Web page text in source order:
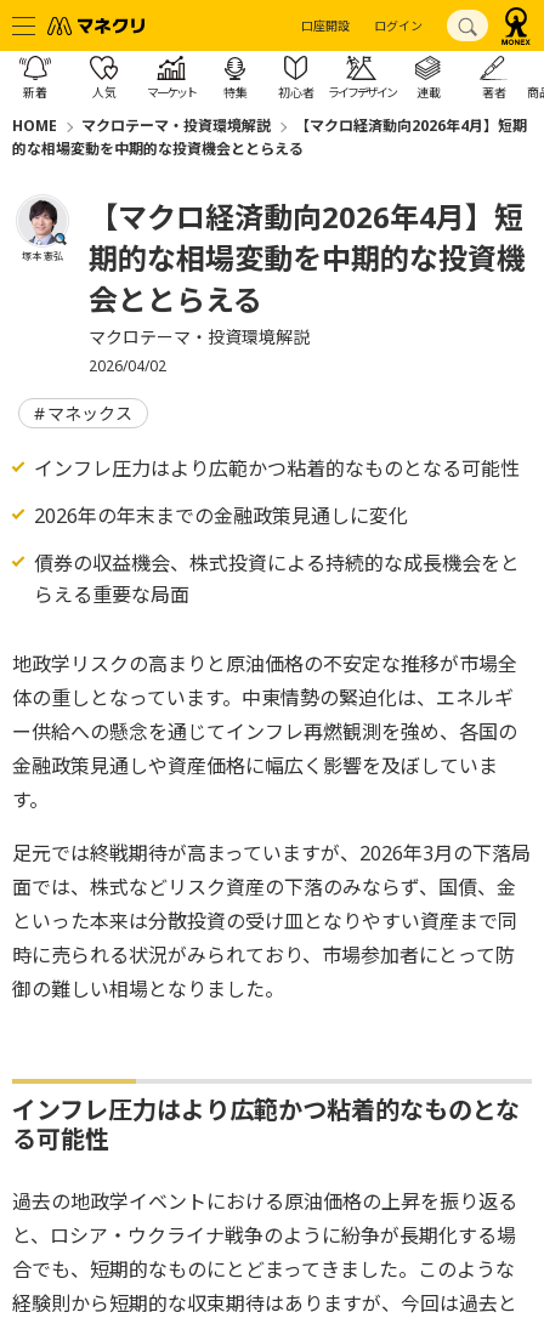
口座開設 ログイン
新着 人気 マーケット 特集 初心者 ライフデザイン 連載 著者 商
HOME マクロテーマ・投資環境解説
【マクロ経済動向2026年4月】短期
的な相場変動を中期的な投資機会ととらえる
塚本 憲弘
【マクロ経済動向2026年4月】短
期的な相場変動を中期的な投資機
会ととらえる
マクロテーマ・投資環境解説
2026/04/02
マネックス
インフレ圧力はより広範かつ粘着的なものとなる可能性
2026年の年末までの金融政策見通しに変化
債券の収益機会、株式投資による持続的な成長機会をと
らえる重要な局面
地政学リスクの高まりと原油価格の不安定な推移が市場全
体の重しとなっています。中東情勢の緊迫化は、エネルギ
ー供給への懸念を通じてインフレ再燃観測を強め、各国の
金融政策見通しや資産価格に幅広く影響を及ぼしていま
す。
足元では終戦期待が高まっていますが、2026年3月の下落局
面では、株式などリスク資産の下落のみならず、国債、金
といった本来は分散投資の受け皿となりやすい資産まで同
時に売られる状況がみられており、市場参加者にとって防
御の難しい相場となりました。
インフレ圧力はより広範かつ粘着的なものとな
る可能性
過去の地政学イベントにおける原油価格の上昇を振り返る
と、ロシア・ウクライナ戦争のように紛争が長期化する場
合でも、短期的なものにとどまってきました。このような
経験則から短期的な収束期待はありますが、今回は過去と